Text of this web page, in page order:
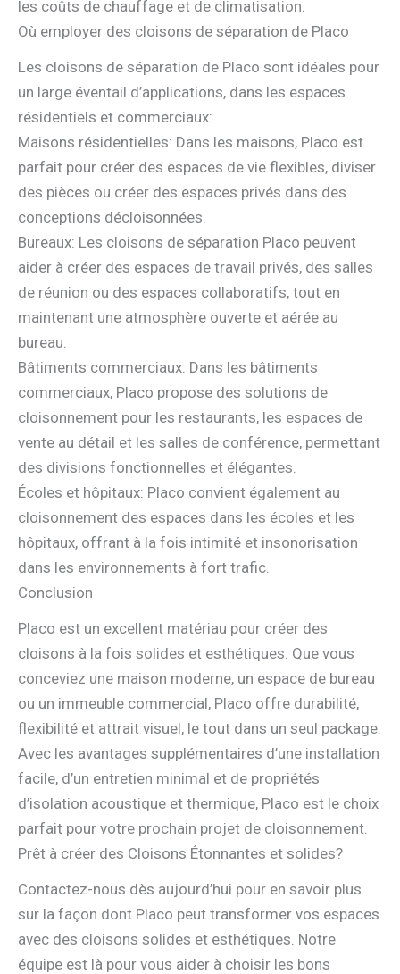
les coûts de chauffage et de climatisation.
Où employer des cloisons de séparation de Placo
Les cloisons de séparation de Placo sont idéales pour
un large éventail d’applications, dans les espaces
résidentiels et commerciaux:
Maisons résidentielles: Dans les maisons, Placo est
parfait pour créer des espaces de vie flexibles, diviser
des pièces ou créer des espaces privés dans des
conceptions décloisonnées.
Bureaux: Les cloisons de séparation Placo peuvent
aider à créer des espaces de travail privés, des salles
de réunion ou des espaces collaboratifs, tout en
maintenant une atmosphère ouverte et aérée au
bureau.
Bâtiments commerciaux: Dans les bâtiments
commerciaux, Placo propose des solutions de
cloisonnement pour les restaurants, les espaces de
vente au détail et les salles de conférence, permettant
des divisions fonctionnelles et élégantes.
Écoles et hôpitaux: Placo convient également au
cloisonnement des espaces dans les écoles et les
hôpitaux, offrant à la fois intimité et insonorisation
dans les environnements à fort trafic.
Conclusion
Placo est un excellent matériau pour créer des
cloisons à la fois solides et esthétiques. Que vous
conceviez une maison moderne, un espace de bureau
ou un immeuble commercial, Placo offre durabilité,
flexibilité et attrait visuel, le tout dans un seul package.
Avec les avantages supplémentaires d’une installation
facile, d’un entretien minimal et de propriétés
d’isolation acoustique et thermique, Placo est le choix
parfait pour votre prochain projet de cloisonnement.
Prêt à créer des Cloisons Étonnantes et solides?
Contactez-nous dès aujourd’hui pour en savoir plus
sur la façon dont Placo peut transformer vos espaces
avec des cloisons solides et esthétiques. Notre
équipe est là pour vous aider à choisir les bons